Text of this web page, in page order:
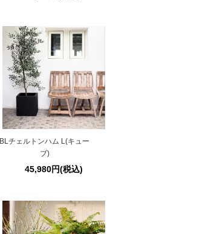
BLチェルトンハム L(キュー
ブ)
45,980円(税込)